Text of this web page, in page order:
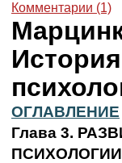
Комментарии (1)
ОГЛАВЛЕНИЕ
Глава 3.